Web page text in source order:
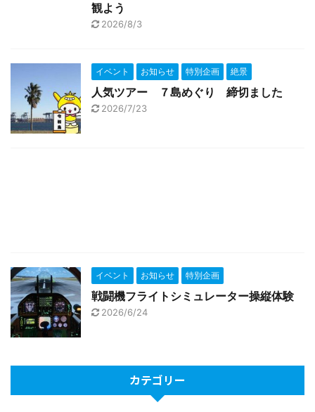
観よう
2026/8/3
イベント お知らせ 特別企画 絶景
人気ツアー ７島めぐり 締切ました
2026/7/23
イベント お知らせ 特別企画
戦闘機フライトシミュレーター操縦体験
2026/6/24
カテゴリー